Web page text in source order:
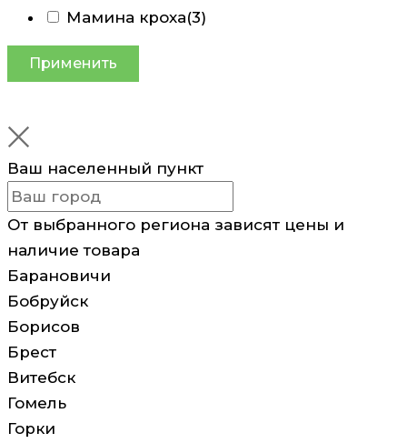
Мамина кроха(3)
Применить
Ваш населенный пункт
От выбранного региона зависят цены и
наличие товара
Барановичи
Бобруйск
Борисов
Брест
Витебск
Гомель
Горки